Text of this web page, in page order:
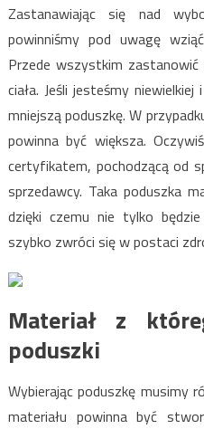
Zastanawiając się nad
powinniśmy pod uwagę
Przede wszystkim
ciała. Jeśli jesteśmy
mniejszą poduszkę. W
powinna być większa.
certyfikatem, pochodzącą od
sprzedawcy. Taka poduszka
dzięki czemu nie tylko
szybko zwróci się w postaci
Materiał z
poduszki
Wybierając poduszkę musimy
materiału powinna być